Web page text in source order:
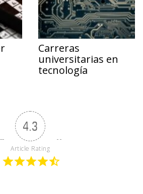
Carreras
universitarias en
tecnología
4.3
Article Rating